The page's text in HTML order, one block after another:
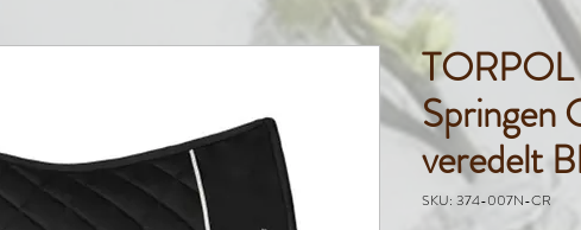
TORPOL
Springen
veredelt
SKU: 374-007N-CR